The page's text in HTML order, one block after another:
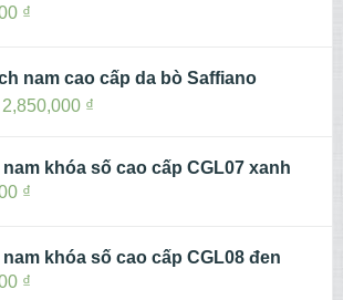
₫
nam cao cấp da bò Saffiano
2,850,000 ₫
khóa số cao cấp CGL07 xanh
₫
khóa số cao cấp CGL08 đen
₫